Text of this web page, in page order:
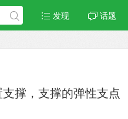
发现 话题
撑，支撑的弹性支点